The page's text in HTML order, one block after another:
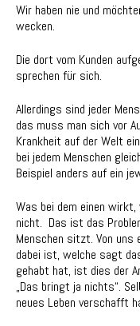
Wir haben nie und
wecken.
Die dort vom Kunden
sprechen für sich.
Allerdings sind jeder
das muss man sich vor
Krankheit auf der Welt
bei jedem Menschen
Beispiel anders auf ein
Was bei dem einen
nicht. Das ist das
Menschen sitzt. Von uns
dabei ist, welche sagt
gehabt hat, ist dies der
„Das bringt ja nichts“.
neues Leben verschafft